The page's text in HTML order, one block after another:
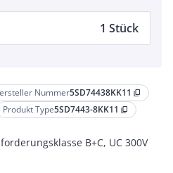
Nummer5SD74438KK11 content_copy
Produkt Type5SD7443-8KK11 content_copy
B+C, UC 300V
1 Stück